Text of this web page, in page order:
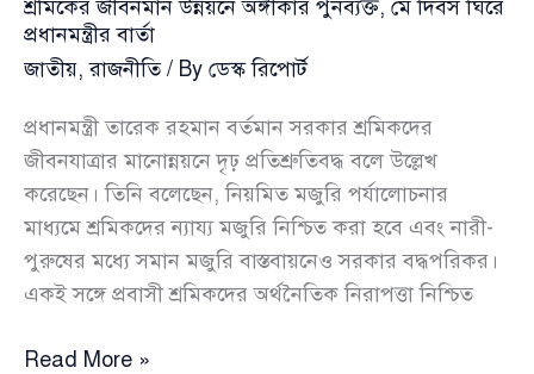
শ্রমিকের জীবনমান উন্নয়নে অঙ্গীকার পুনর্ব্যক্ত, মে দিবস ঘিরে
প্রধানমন্ত্রীর বার্তা
জাতীয়,রাজনীতি/ By ডেস্ক রিপোর্ট
প্রধানমন্ত্রী তারেক রহমান বর্তমান সরকার শ্রমিকদের
জীবনযাত্রার মানোন্নয়নে দৃঢ় প্রতিশ্রুতিবদ্ধ বলে উল্লেখ
করেছেন। তিনি বলেছেন, নিয়মিত মজুরি পর্যালোচনার
মাধ্যমে শ্রমিকদের ন্যায্য মজুরি নিশ্চিত করা হবে এবং নারী-
পুরুষের মধ্যে সমান মজুরি বাস্তবায়নেও সরকার বদ্ধপরিকর।
একই সঙ্গে প্রবাসী শ্রমিকদের অর্থনৈতিক নিরাপত্তা নিশ্চিত
শ্রমিকের
Read More »